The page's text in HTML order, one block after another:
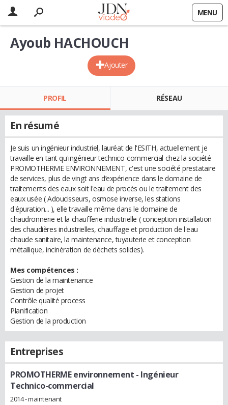
MENU
Ajouter
Ayoub HACHOUCH
PROFIL RÉSEAU
En résumé
Je suis un ingénieur industriel, lauréat de l'ESITH, actuellement je
travaille en tant qu'ingénieur technico-commercial chez la société
PROMOTHERME ENVIRONNEMENT, c'est une société prestataire
de services, plus de vingt ans d’expérience dans le domaine de
traitements des eaux soit l'eau de procès ou le traitement des
eaux usée ( Adoucisseurs, osmose inverse, les stations
d'épuration... ), elle travaille même dans le domaine de
chaudronnerie et la chaufferie industrielle ( conception installation
des chaudières industrielles, chauffage et production de l'eau
chaude sanitaire, la maintenance, tuyauterie et conception
métallique, incinération de déchets solides).
Mes compétences :
Gestion de la maintenance
Gestion de projet
Contrôle qualité process
Planification
Gestion de la production
Entreprises
PROMOTHERME environnement - Ingénieur
Technico-commercial
2014 - maintenant